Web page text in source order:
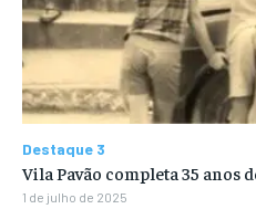
Destaque 3
Vila Pavão completa 35 anos
1 de julho de 2025